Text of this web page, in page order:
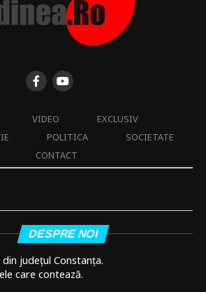
VIDEO
EXCLUSIV
POLITICA
SOCIETATE
CONTACT
DESPRE NOI
județul Constanța.
care contează.